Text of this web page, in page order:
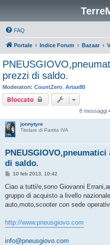
FAQ
Portale Indice Forum Bazaar
prezzi di saldo.
Moderatori: CountZero Artax80
Bloccato
8 messaggi
jonnytyre
Titolare di Partita IVA
di saldo.
M
s
a
g
o
10 feb 2013, 10:42
Ciao a tutti/e,sono Giovanni
gruppo di acquisto a livello
auto,moto,scooter con sede
http://www.pneusgiovo.com
info@pneusgiovo.com